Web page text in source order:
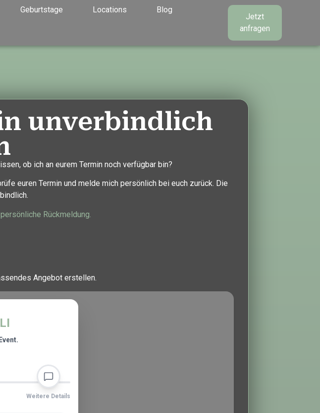
Geburtstage Locations Blog
Jetzt
anfragen
unverbindlich
ob ich an eurem Termin noch verfügbar bin?
euren Termin und melde mich persönlich bei euch zurück. Die
Rückmeldung.
Angebot erstellen.